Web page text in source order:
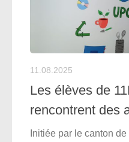
11.08.2025
Les élèves de
rencontrent des
Initiée par le canton